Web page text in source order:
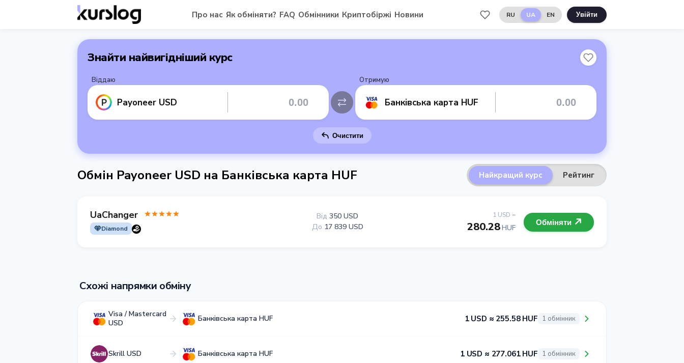
Про нас Як обміняти? FAQ Обмінники Криптобіржі Новини RU UA EN Увійти
Знайти найвигідніший курс
Віддаю
Payoneer USD
Отримую
Банківська карта HUF
Очистити
Обмін Payoneer USD на Банківська карта HUF Найкращий курс Рейтинг
UaChanger
Diamond
1 USD =
280.28HUF
Від 350 USD
До 17 839 USD Обміняти
Схожі напрямки обміну
Visa / Mastercard
USD
Банківська карта HUF 1 USD ≈ 255.58 HUF 1 обмінник
Skrill USD Банківська карта HUF 1 USD ≈ 277.061 HUF 1 обмінник